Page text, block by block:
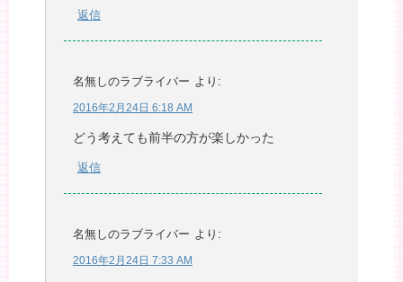
返信
名無しのラブライバー より:
2016年2月24日 6:18 AM
どう考えても前半の方が楽しかった
返信
名無しのラブライバー より:
2016年2月24日 7:33 AM